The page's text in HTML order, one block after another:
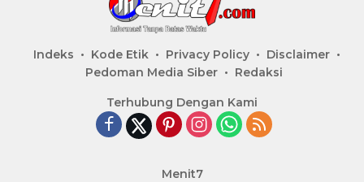
Indeks Kode Etik Privacy Policy
Disclaimer
Pedoman Media Siber
Redaksi
Terhubung Dengan Kami
Menit7